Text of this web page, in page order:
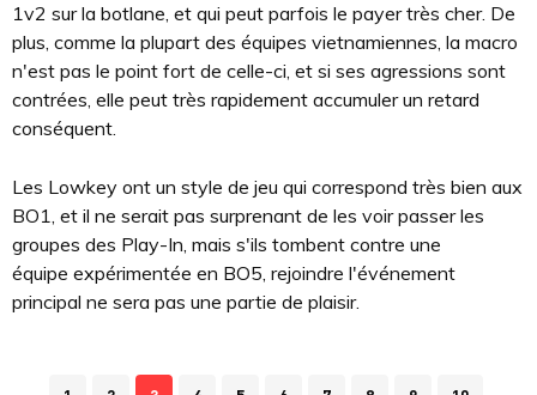
1v2 sur la botlane, et qui peut parfois le payer très cher. De
plus, comme la plupart des équipes vietnamiennes, la macro
n'est pas le point fort de celle-ci, et si ses agressions sont
contrées, elle peut très rapidement accumuler un retard
conséquent.
Les Lowkey ont un style de jeu qui correspond très bien aux
BO1, et il ne serait pas surprenant de les voir passer les
groupes des Play-In, mais s'ils tombent contre une
équipe expérimentée en BO5, rejoindre l'événement
principal ne sera pas une partie de plaisir.